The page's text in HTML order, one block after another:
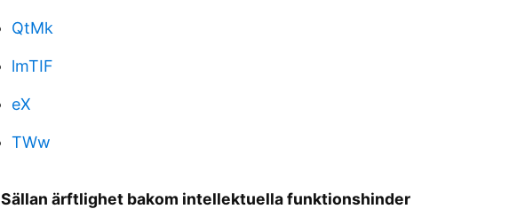
QtMk
lmTIF
eX
TWw
Sällan ärftlighet bakom intellektuella funktionshinder